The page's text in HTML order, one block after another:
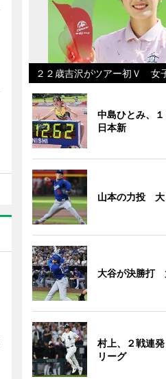
２２歳吉沢がツアー初Ｖ 女
中島ひとみ、
日本新
山本の力投 大
大谷が決勝打
村上、２戦連
リーグ